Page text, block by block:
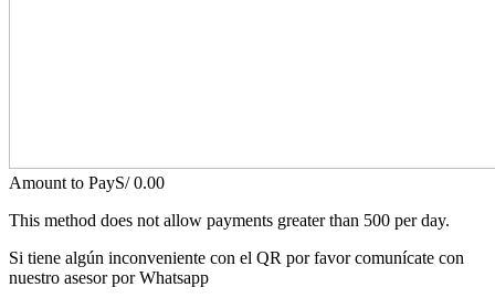
Amount to PayS/0.00
This method does not allow payments greater than 500 per day.
Si tiene algún inconveniente con el QR por favor comunícate con
nuestro asesor por Whatsapp